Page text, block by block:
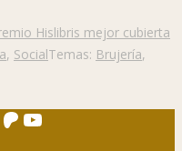
Hislibris mejor cubierta
, SocialTemas: Brujería,
Patreon
YouTube